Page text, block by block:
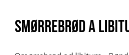
Smørrebrød a